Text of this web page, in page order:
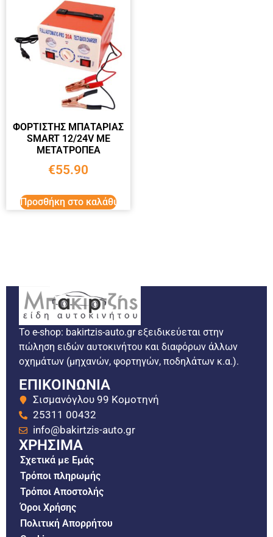
ΦΟΡΤΙΣΤΗΣ ΜΠΑΤΑΡΙΑΣ
SMART 12/24V ΜΕ
ΜΕΤΑΤΡΟΠΕΑ
€55.90
Προσθήκη στο καλάθι
Το e-shop: bakirtzis-auto.gr εξειδικεύεται στην
πώληση ειδών αυτοκινήτου και διαφόρων άλλων
οχημάτων (μηχανών, φορτηγών, ποδηλάτων κ.α.).
ΕΠΙΚΟΙΝΩΝΙΑ
Σισμανόγλου 99 Κομοτηνή
25311 00432
info@bakirtzis-auto.gr
ΧΡΗΣΙΜΑ
Σχετικά με Εμάς
Τρόποι πληρωμής
Τρόποι Αποστολής
Όροι Χρήσης
Πολιτική Απορρήτου